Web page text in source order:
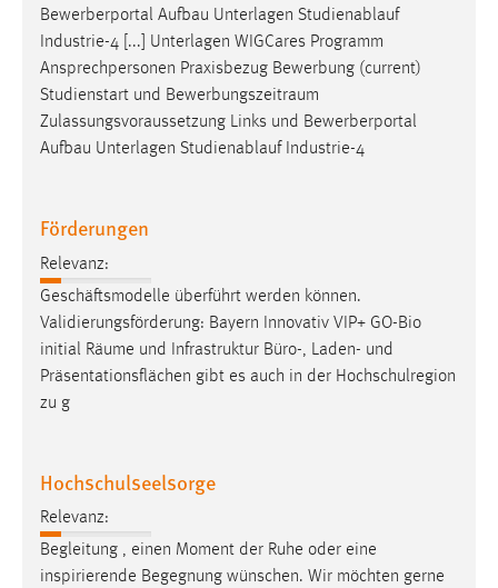
Bewerberportal Aufbau Unterlagen Studienablauf
Industrie-4 [...] Unterlagen WIGCares Programm
Ansprechpersonen Praxisbezug Bewerbung (current)
Studienstart und Bewerbungszeitraum
Zulassungsvoraussetzung Links und Bewerberportal
Aufbau Unterlagen Studienablauf Industrie-4
Förderungen
Relevanz:
Geschäftsmodelle überführt werden können.
Validierungsförderung: Bayern Innovativ VIP+ GO-Bio
initial Räume und Infrastruktur Büro-, Laden- und
Präsentationsflächen gibt es auch in der Hochschulregion
zu g
Hochschulseelsorge
Relevanz:
Begleitung , einen Moment der Ruhe oder eine
inspirierende Begegnung wünschen. Wir möchten gerne